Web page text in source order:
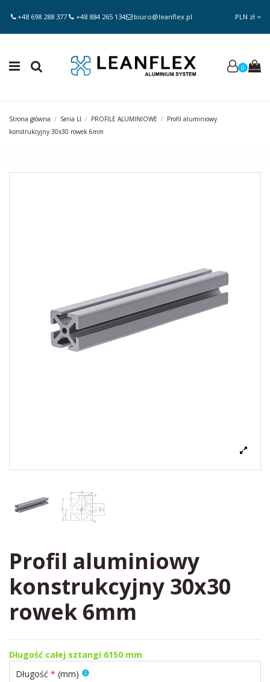
+48 698 288 377 +48 884 265 134 biuro@leanflex.pl PLN zł
0
Strona główna Seria LI PROFILE ALUMINIOWE
Profil aluminiowy
konstrukcyjny 30x30 rowek 6mm
Profil aluminiowy
konstrukcyjny 30x30
rowek 6mm
Długość całej sztangi 6150 mm
Długość * (mm) info